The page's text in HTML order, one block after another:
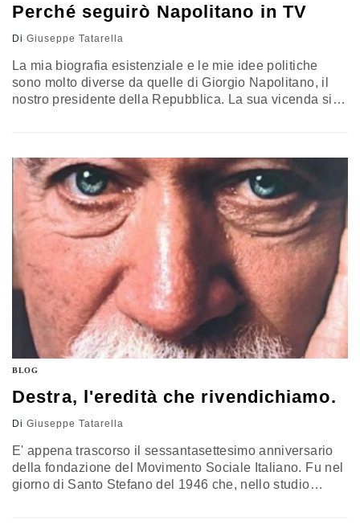
Perché seguirò Napolitano in TV
Di Giuseppe Tatarella
La mia biografia esistenziale e le mie idee politiche
sono molto diverse da quelle di Giorgio Napolitano, il
nostro presidente della Repubblica. La sua vicenda si è
militanza fra gli amendoliani e i miglioristi del Pci
possono…
BLOG
Destra, l'eredità che rivendichiamo.
Di Giuseppe Tatarella
E' appena trascorso il sessantasettesimo anniversario
della fondazione del Movimento Sociale Italiano. Fu nel
giorno di Santo Stefano del 1946 che, nello studio